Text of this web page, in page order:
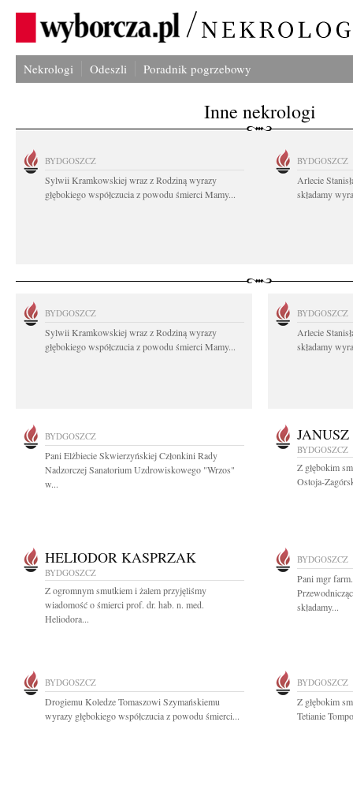
Nekrologi Odeszli Poradnik pogrzebowy
Inne nekrologi
BYDGOSZCZ
Sylwii Kramkowskiej wraz z Rodziną wyrazy
głębokiego współczucia z powodu śmierci Mamy...
BYDGOSZCZ
Arlecie
składamy
BYDGOSZCZ
Sylwii Kramkowskiej wraz z Rodziną wyrazy
głębokiego współczucia z powodu śmierci Mamy...
BYDGOSZCZ
Arlecie
składamy
BYDGOSZCZ
Pani Elżbiecie Skwierzyńskiej Członkini Rady
Nadzorczej Sanatorium Uzdrowiskowego "Wrzos"
w...
BYDGOSZCZ
Z głębokim
Ostoja-
HELIODOR KASPRZAK
BYDGOSZCZ
Z ogromnym smutkiem i żalem przyjęliśmy
wiadomość o śmierci prof. dr. hab. n. med.
Heliodora...
BYDGOSZCZ
Pani mgr
składamy...
BYDGOSZCZ
Drogiemu Koledze Tomaszowi Szymańskiemu
wyrazy głębokiego współczucia z powodu śmierci...
BYDGOSZCZ
Z głębokim
Tetianie